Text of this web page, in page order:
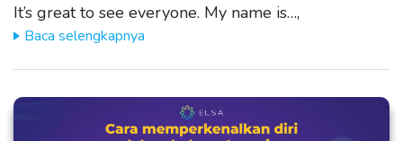
It’s great to see everyone. My name is…,
Baca selengkapnya